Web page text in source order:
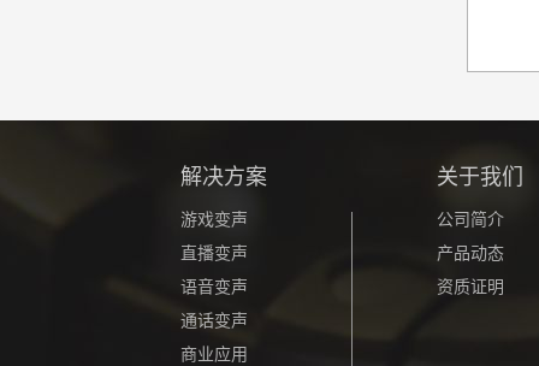
解决方案
游戏变声
直播变声
语音变声
通话变声
商业应用
关于我们
公司简介
产品动态
资质证明